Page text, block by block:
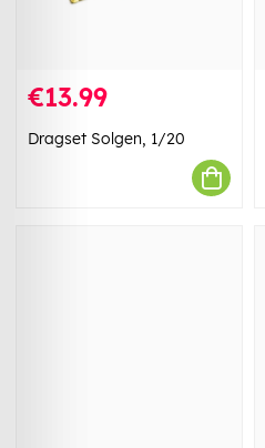
€13.99
Dragset Solgen, 1/20